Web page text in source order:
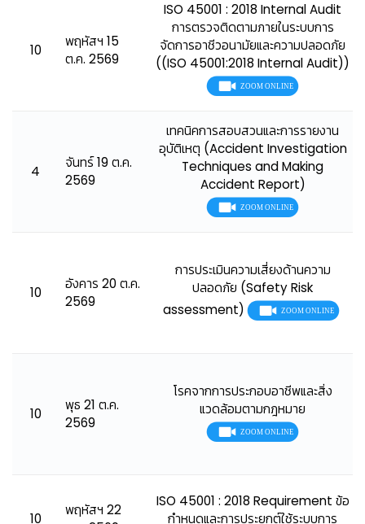
10
พฤหัสฯ 15
ต.ค. 2569
ISO 45001 : 2018 Internal Audit
การตรวจติดตามภายในระบบการ
จัดการอาชีวอนามัยและความปลอดภัย
((ISO 45001:2018 Internal Audit))
4
จันทร์ 19 ต.ค.
2569
เทคนิคการสอบสวนและการรายงาน
อุบัติเหตุ (Accident Investigation
Techniques and Making
Accident Report)
10
อังคาร 20 ต.ค.
2569
การประเมินความเสี่ยงด้านความ
ปลอดภัย (Safety Risk
assessment)
10
พุธ 21 ต.ค.
2569
โรคจากการประกอบอาชีพและสิ่ง
แวดล้อมตามกฎหมาย
10
พฤหัสฯ 22
ISO 45001 : 2018 Requirement ข้อ
กำหนดและการประยุกต์ใช้ระบบการ